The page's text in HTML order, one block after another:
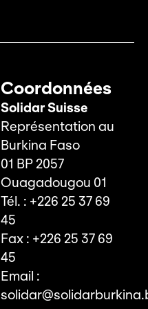
Coordonnées
Solidar Suisse
Représentation au
Burkina Faso
01 BP 2057
Ouagadougou 01
Tél. : +226 25 37 69
45
Fax : +226 25 37 69
45
Email :